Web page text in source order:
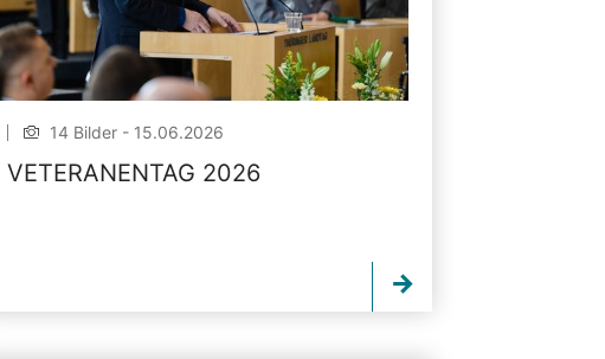
14 Bilder - 15.06.2026
VETERANENTAG 2026